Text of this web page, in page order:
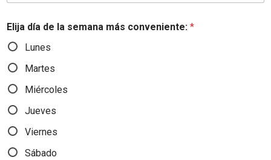
Elija día de la semana más conveniente: *
Lunes
Martes
Miércoles
Jueves
Viernes
Sábado